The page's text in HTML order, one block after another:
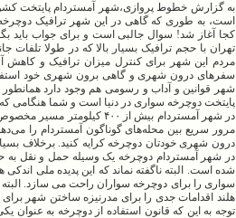
به گزارش خطوط پروازی،شهر آمستردام پایتخت
است، به طوری که گاهی در این شهر ترافیک دوچرخه
تهران با حجم ترافیک بسیار بالا که در طولا تلفات
مردم این شهر برای کنترل میزان ترافیک و کاهش
سفرهای درون شهری و گاهی برون شهری خود
شهر قوانین و آداب و رسومی هم وجود دارد همانطور
پایتخت دوچرخه سواری در دنیا است و شما هنگامی که
در شهر آمستردام بیش از
مرور سریع بین محله‌های گوناگون آمستردام را
درون شهری خودتان دوچرخه کرایه کنید. برخلاف
در شهر آمستردام دوچرخه یک وسیله حمل و نقل
شده است. البته ناگفته نماند که این پدیده ملی
سواری را برای دوچرخه سواران راحت می سازد.
هلند اقدامات جدی را برای مدرنیزه ساختن شهر برای
توجه به این که قانون استفاده از دوچرخه به